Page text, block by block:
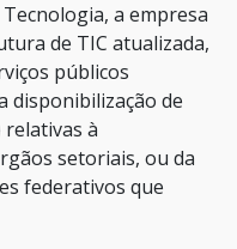
a empresa
de TIC atualizada,
públicos
disponibilização de
relativas à
setoriais, ou da
federativos que